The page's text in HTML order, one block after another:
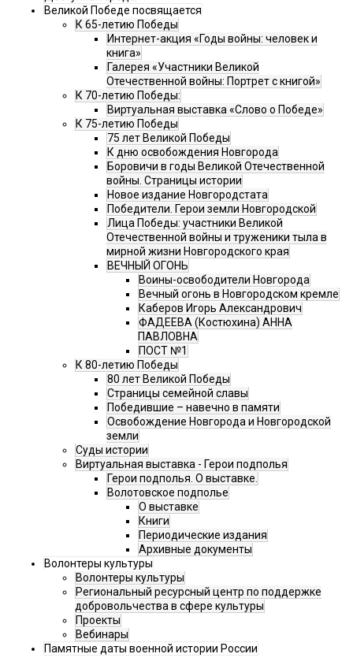
Великой Победе посвящается
К 65-летию Победы
Интернет-акция «Годы войны: человек и
книга»
Галерея «Участники Великой
Отечественной войны: Портрет с книгой»
К 70-летию Победы:
Виртуальная выставка «Слово о Победе»
К 75-летию Победы
75 лет Великой Победы
К дню освобождения Новгорода
Боровичи в годы Великой Отечественной
войны. Страницы истории
Новое издание Новгородстата
Победители. Герои земли Новгородской
Лица Победы: участники Великой
Отечественной войны и труженики тыла в
мирной жизни Новгородского края
ВЕЧНЫЙ ОГОНЬ
Воины-освободители Новгорода
Вечный огонь в Новгородском кремле
Каберов Игорь Александрович
ФАДЕЕВА (Костюхина) АННА
ПАВЛОВНА
ПОСТ №1
К 80-летию Победы
80 лет Великой Победы
Страницы семейной славы
Победившие – навечно в памяти
Освобождение Новгорода и Новгородской
земли
Суды истории
Виртуальная выставка - Герои подполья
Герои подполья. О выставке.
Волотовское подполье
О выставке
Книги
Периодические издания
Архивные документы
Волонтеры культуры
Волонтеры культуры
Региональный ресурсный центр по поддержке
добровольчества в сфере культуры
Проекты
Вебинары
Памятные даты военной истории России